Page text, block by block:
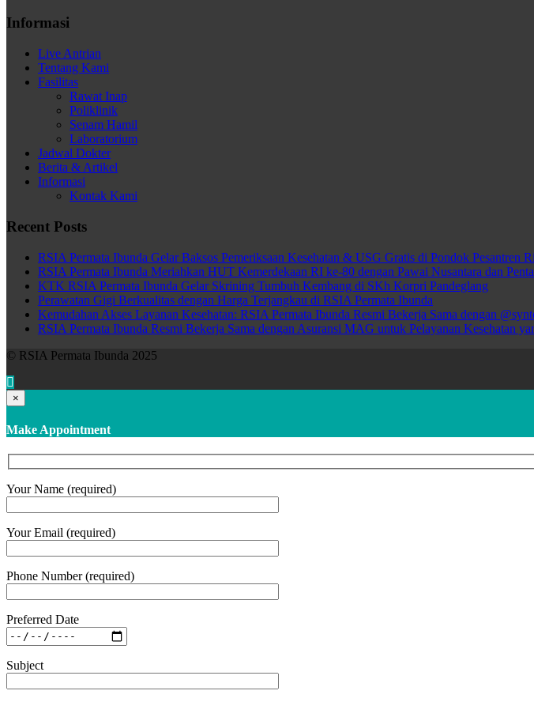
Informasi
Live Antrian
Tentang Kami
Fasilitas
Rawat Inap
Poliklinik
Senam Hamil
Laboratorium
Jadwal Dokter
Berita & Artikel
Informasi
Kontak Kami
Recent Posts
RSIA Permata Ibunda Gelar Baksos Pemeriksaan Kesehatan & USG Gratis di Pondok Pesantren
RSIA Permata Ibunda Meriahkan HUT Kemerdekaan RI ke-80 dengan Pawai Nusantara dan
KTK RSIA Permata Ibunda Gelar Skrining Tumbuh Kembang di SKh Korpri Pandeglang
Perawatan Gigi Berkualitas dengan Harga Terjangkau di RSIA Permata Ibunda
Kemudahan Akses Layanan Kesehatan: RSIA Permata Ibunda Resmi Bekerja Sama dengan
RSIA Permata Ibunda Resmi Bekerja Sama dengan Asuransi MAG untuk Pelayanan Kesehatan
© RSIA Permata Ibunda 2025
×
Make Appointment
Your Name (required)
Your Email (required)
Phone Number (required)
Preferred Date
Subject